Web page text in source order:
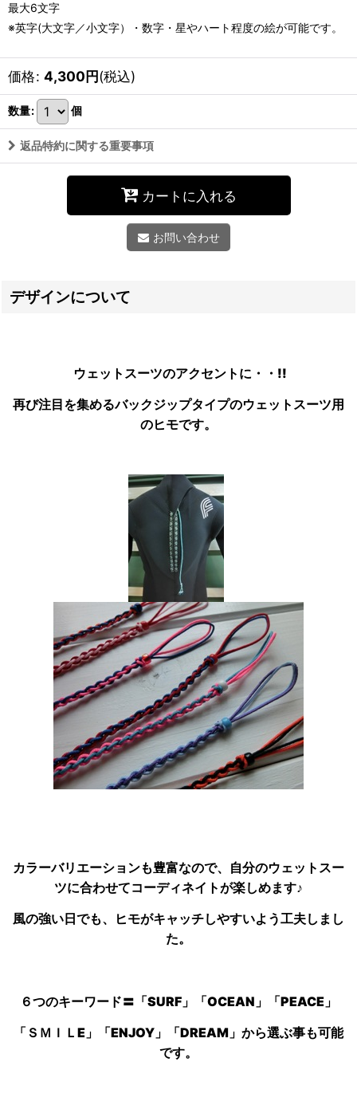
最大6文字
※英字(大文字／小文字）・数字・星やハート程度の絵が可能です。
価格: 4,300円(税込)
数量: 個
返品特約に関する重要事項
カートに入れる
お問い合わせ
デザインについて
ウェットスーツのアクセントに・・!!
再び注目を集めるバックジップタイプのウェットスーツ用
のヒモです。
カラーバリエーションも豊富なので、自分のウェットスー
ツに合わせてコーディネイトが楽しめます♪
風の強い日でも、ヒモがキャッチしやすいよう工夫しまし
た。
６つのキーワード〓「SURF」「OCEAN」
「PEACE」
「ＳＭＩＬE」「ENJOY」「DREAM」から選ぶ事も可能
です。